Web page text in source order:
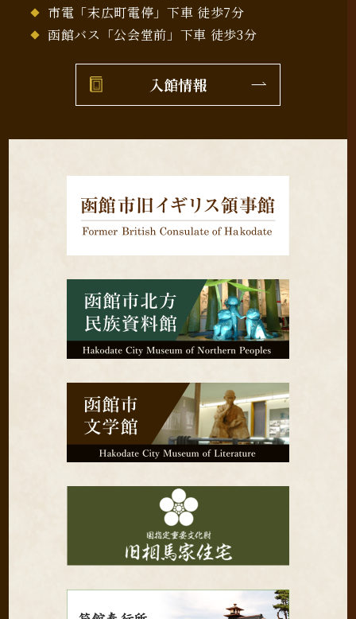
市電「末広町電停」下車 徒歩7分
函館バス「公会堂前」下車 徒歩3分
入館情報